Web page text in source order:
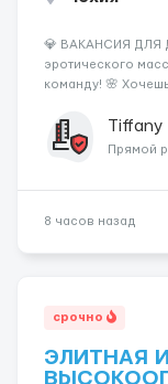
💎 ВАКАНСИЯ ДЛЯ
эротического
команду! 🌸
Тогда мы ждём
Доход от 4 000 €...
Tiffany
Прямой
8 часов назад
срочно
ЭЛИТНАЯ И